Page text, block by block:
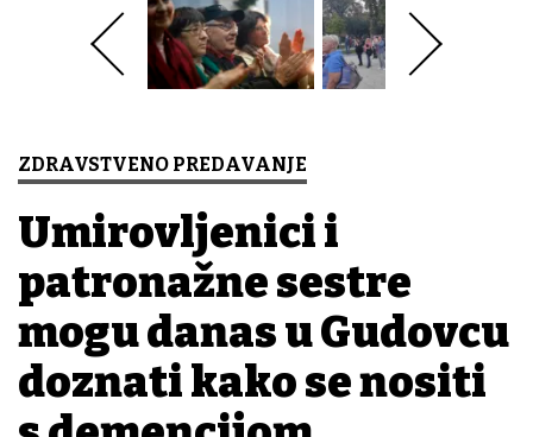
ZDRAVSTVENO PREDAVANJE
Umirovljenici i
patronažne sestre
mogu danas u Gudovcu
doznati kako se nositi